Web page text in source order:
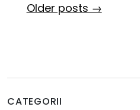
Older posts →
CATEGORII